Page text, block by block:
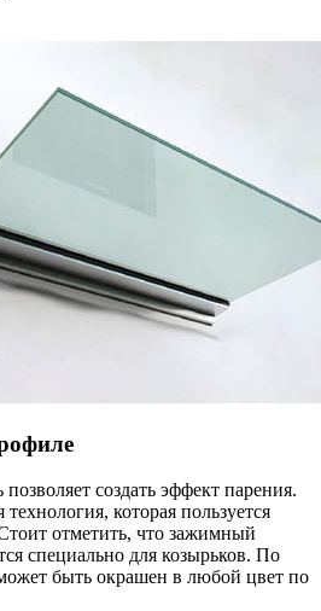
создать эффект парения.
которая пользуется
отметить, что зажимный
специально для козырьков. По
быть окрашен в любой цвет по